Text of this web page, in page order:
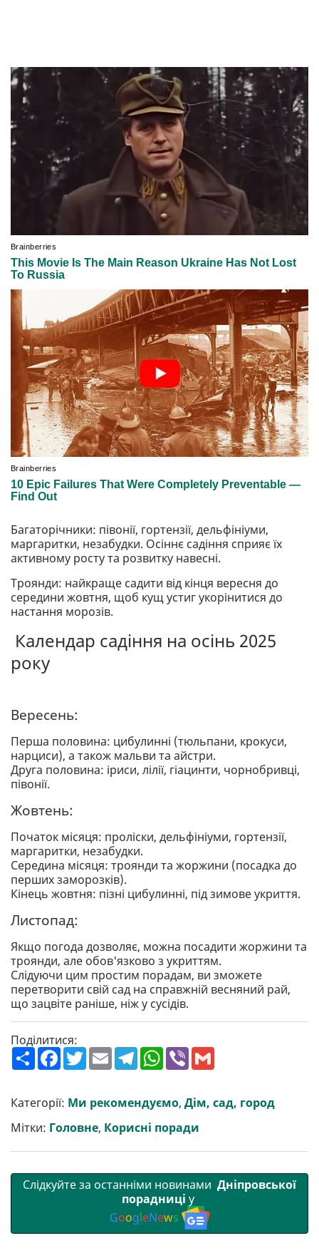
Багаторічники: півонії, гортензії, дельфініуми,
маргаритки, незабудки. Осіннє садіння сприяє їх
активному росту та розвитку навесні.
Троянди: найкраще садити від кінця вересня до
середини жовтня, щоб кущ устиг укорінитися до
настання морозів.
Календар садіння на осінь 2025
року
Вересень:
Перша половина: цибулинні (тюльпани, крокуси,
нарциси), а також мальви та айстри.
Друга половина: іриси, лілії, гіацинти, чорнобривці,
півонії.
Жовтень:
Початок місяця: проліски, дельфініуми, гортензії,
маргаритки, незабудки.
Середина місяця: троянди та жоржини (посадка до
перших заморозків).
Кінець жовтня: пізні цибулинні, під зимове укриття.
Листопад:
Якщо погода дозволяє, можна посадити жоржини та
троянди, але обов'язково з укриттям.
Слідуючи цим простим порадам, ви зможете
перетворити свій сад на справжній весняний рай,
що зацвіте раніше, ніж у сусідів.
Поділитися:
П
о
р
и
т
и
F
a
b
o
o
k
T
w
e
r
E
m
l
T
e
g
r
a
m
W
h
s
A
p
p
V
r l
Категорії: Ми рекомендуємо, Дім, сад, город
Мітки: Головне, Корисні поради
Слідкуйте за останніми новинами Дніпровської
порадниці у
GoogleNews